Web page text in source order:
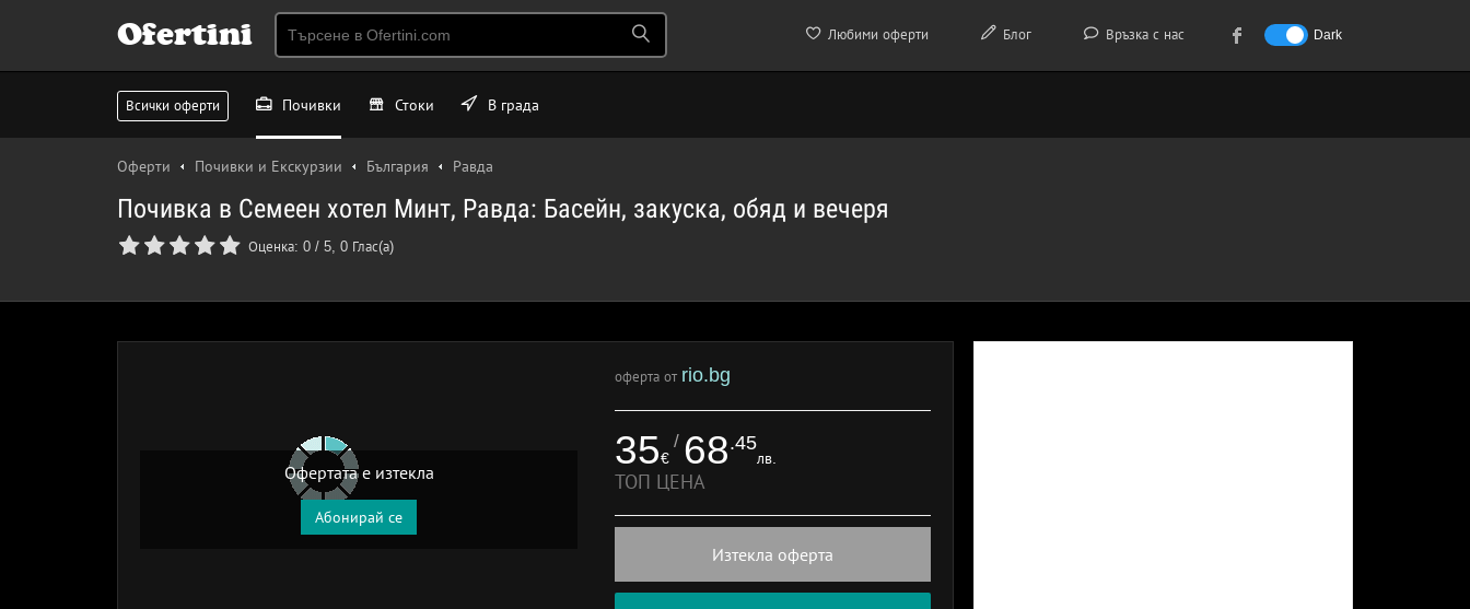
Любими оферти Блог Връзка с нас Dark
Ofertini
Всички оферти Почивки Стоки В града
Оферти Почивки и Екскурзии България Равда
Почивка в Семеен хотел Минт, Равда: Басейн, закуска, обяд и вечеря
Оценка: 0 / 5, 0 Глас(а)
Офертата е изтекла
Абонирай се
оферта от rio.bg
35€
/ 68.45
лв.
ТОП ЦЕНА
Изтекла оферта